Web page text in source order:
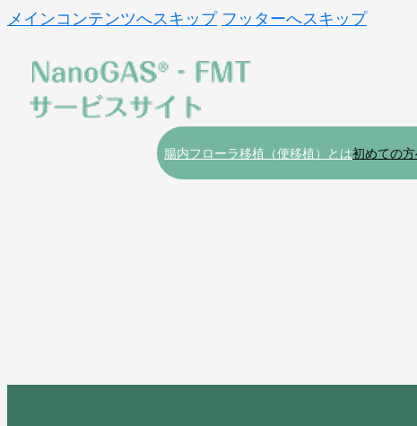
メインコンテンツへスキップ フッターへスキップ
腸内フローラ移植（便移植）とは初めての